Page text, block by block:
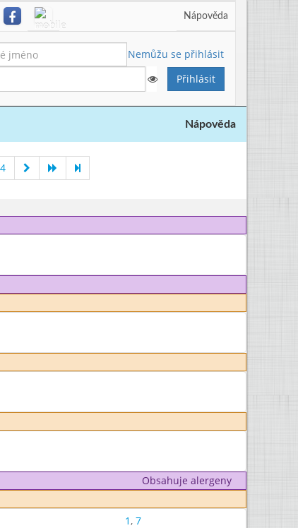
Nápověda
Nemůžu se přihlásit
Nápověda
Obsahuje alergeny
1, 7